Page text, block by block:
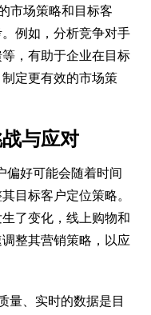
市场策略和目标客
例如，分析竞争对手
，有助于企业在目标
定更有效的市场策
与应对
偏好可能会随着时间
目标客户定位策略。
了变化，线上购物和
整其营销策略，以应
量、实时的数据是目